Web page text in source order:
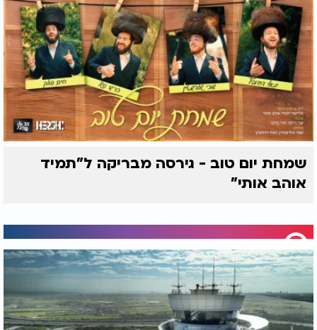
שמחת יום טוב - גירסה מבריקה ל"תמיד
אוהב אותי"